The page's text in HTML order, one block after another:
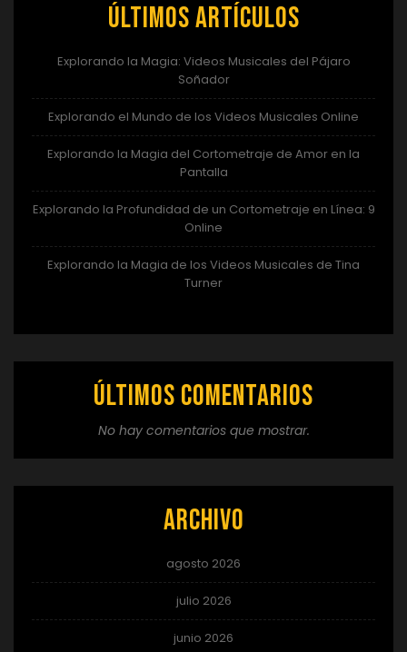
Últimos artículos
Explorando la Magia: Videos Musicales del Pájaro
Soñador
Explorando el Mundo de los Videos Musicales Online
Explorando la Magia del Cortometraje de Amor en la
Pantalla
Explorando la Profundidad de un Cortometraje en Línea: 9
Online
Explorando la Magia de los Videos Musicales de Tina
Turner
Últimos comentarios
No hay comentarios que mostrar.
Archivo
agosto 2026
julio 2026
junio 2026